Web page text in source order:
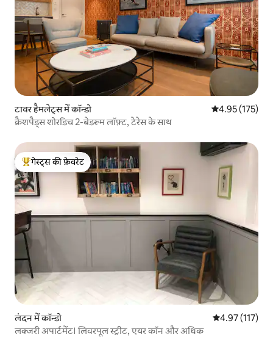
टावर हैमलेट्स में कॉन्डो औसत रेटिंग 5 में से
4.95 (175)
क्रैशपैड्स शोरडिच 2-बेडरूम लॉफ़्ट, टेरेस के साथ
गेस्ट्स का टॉप फ़ेवरेट
गेस्ट्स की फ़ेवरेट
लंदन में कॉन्डो औसत रेटिंग 5 में से
4.97 (117)
लक्जरी अपार्टमेंट। लिवरपूल स्ट्रीट, एयर कॉन और अधिक